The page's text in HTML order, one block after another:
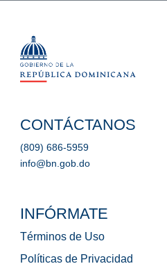
CONTÁCTANOS
(809) 686-5959
info@bn.gob.do
INFÓRMATE
Términos de Uso
Políticas de Privacidad